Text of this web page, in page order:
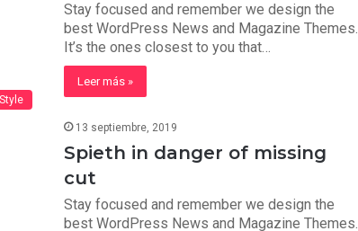
Stay focused and remember we design the
best WordPress News and Magazine Themes.
It’s the ones closest to you that…
Leer más »
13 septiembre, 2019
Spieth in danger of missing
cut
Stay focused and remember we design the
best WordPress News and Magazine Themes.